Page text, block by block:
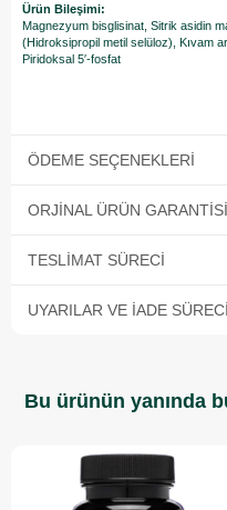
Ürün Bileşimi:
Magnezyum bisglisinat, Sitrik asidin
(Hidroksipropil metil selüloz), Kıvam
Piridoksal 5′-fosfat
ÖDEME SEÇENEKLERI
ORJINAL ÜRÜN GARANTISI
TESLIMAT SÜRECI
UYARILAR VE İADE SÜRECI
Bu ürünün yanında